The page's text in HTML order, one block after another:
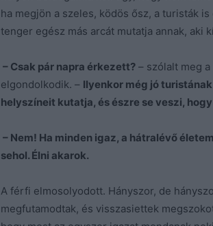
ha megjön a szeles, ködös ősz, a turisták
tenger egész más arcát mutatja annak, aki
– Csak pár napra érkezett? – szólalt meg
elgondolkodik. – Ilyenkor még jó
helyszíneit kutatja, és észre se veszi,
– Nem! Ha minden igaz, a hátralévő
sehol. Élni akarok.
A férfi elmosolyodott. Hányszor, de
megfutamodtak, és visszasiettek